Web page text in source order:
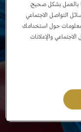
بالعمل بشكل صحيح،
التواصل الاجتماعي
حول استخدامك
والإعلانات